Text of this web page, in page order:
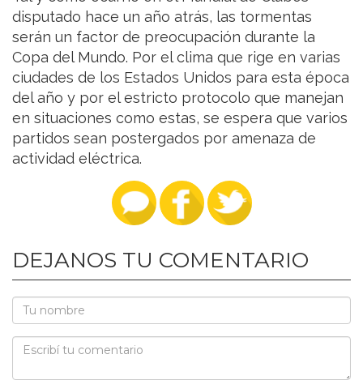
disputado hace un año atrás, las tormentas
serán un factor de preocupación durante la
Copa del Mundo. Por el clima que rige en varias
ciudades de los Estados Unidos para esta época
del año y por el estricto protocolo que manejan
en situaciones como estas, se espera que varios
partidos sean postergados por amenaza de
actividad eléctrica.
DEJANOS TU COMENTARIO